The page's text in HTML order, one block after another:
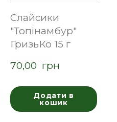
Слайсики
"Топінамбур"
ГризьКо 15 г
70,00  грн
Додати в
кошик